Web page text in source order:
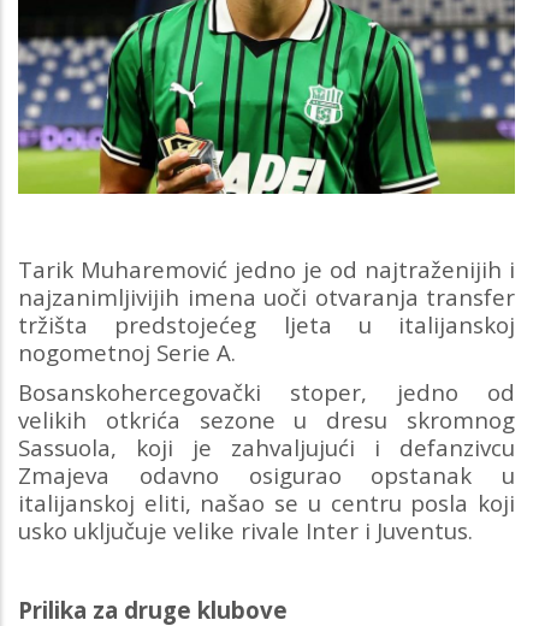
Tarik Muharemović jedno je od najtraženijih i
najzanimljivijih imena uoči otvaranja transfer
tržišta predstojećeg ljeta u italijanskoj
nogometnoj Serie A.
Bosanskohercegovački stoper, jedno od
velikih otkrića sezone u dresu skromnog
Sassuola, koji je zahvaljujući i defanzivcu
Zmajeva odavno osigurao opstanak u
italijanskoj eliti, našao se u centru posla koji
usko uključuje velike rivale Inter i Juventus.
Prilika za druge klubove